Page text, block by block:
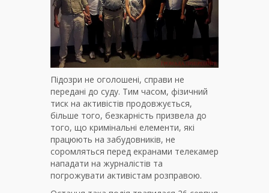
Підозри не оголошені, справи не
передані до суду. Тим часом, фізичний
тиск на активістів продовжується,
більше того, безкарність призвела до
того, що кримінальні елементи, які
працюють на забудовників, не
соромляться перед екранами телекамер
нападати на журналістів та
погрожувати активістам розправою.